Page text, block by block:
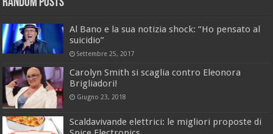
Al Bano e la sua notizia shock: “Ho pensato al
suicidio”
Settembre 25, 2017
Carolyn Smith si scaglia contro Eleonora
Brigliadori!
Giugno 23, 2018
Scaldavivande elettrici: le migliori proposte di